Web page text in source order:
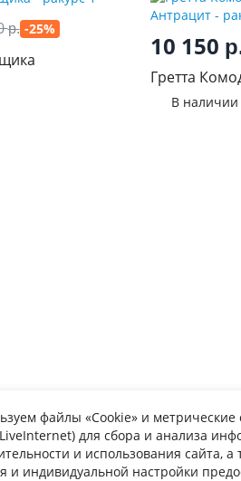
р. -25%
10 150
Гретта
Антрацит
В наличии
файлы «Cookie» и метрические
для сбора и анализа
и использования сайта, а
и индивидуальной настройки